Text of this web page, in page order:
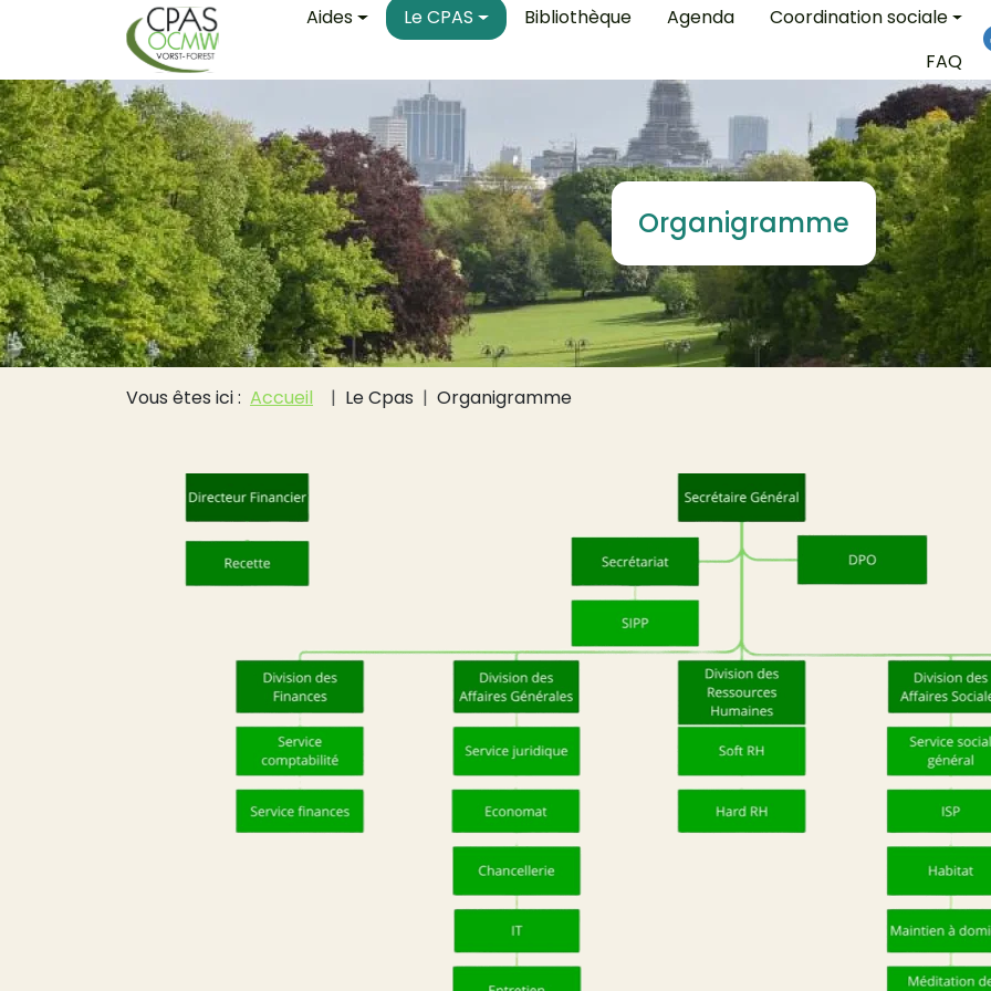
Aller au contenu principal Main navigation
Aides Le CPAS Bibliothèque Agenda
Coordination sociale
FAQ
Organigramme
Fil d'Ariane
Vous êtes ici : Accueil Le Cpas Organigramme